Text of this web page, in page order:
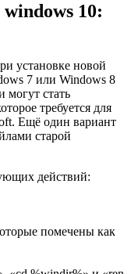
10:
установке новой
7 или Windows 8
стать
требуется для
Ещё один вариант
старой
действий:
помечены как